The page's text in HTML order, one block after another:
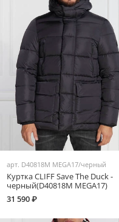
арт. D40818M MEGA17/черный
Куртка CLIFF Save The Duck -
черный(D40818M MEGA17)
31 590 ₽